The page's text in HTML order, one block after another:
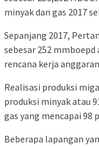
minyak dan gas 2017
Sepanjang 2017,
sebesar 252
rencana kerja
Realisasi produksi
produksi minyak atau
gas yang mencapai 98
Beberapa lapangan